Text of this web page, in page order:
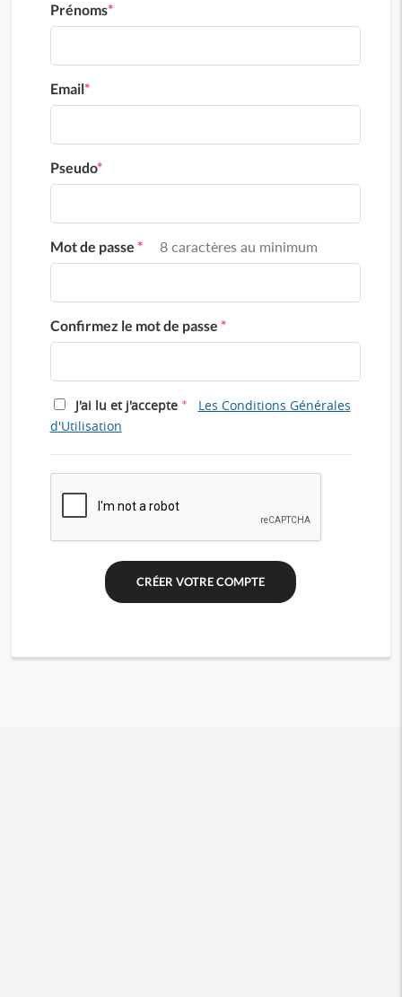
Prénoms*
Email*
Pseudo*
Mot de passe * 8 caractères au minimum
Confirmez le mot de passe *
J'ai lu et j'accepte *
Les Conditions Générales
d'Utilisation